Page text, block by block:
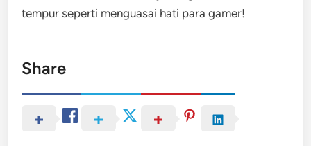
tempur seperti menguasai hati para gamer!
Share